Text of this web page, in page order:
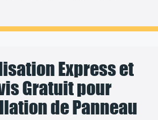
Express et
Gratuit pour
de Panneau